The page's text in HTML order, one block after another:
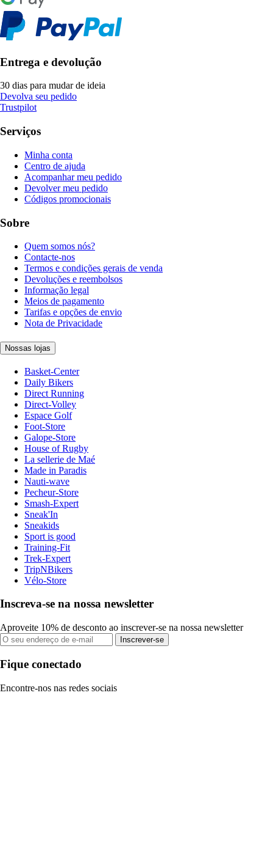
Entrega e devolução
30 dias para mudar de ideia
Devolva seu pedido
Trustpilot
Serviços
Minha conta
Centro de ajuda
Acompanhar meu pedido
Devolver meu pedido
Códigos promocionais
Sobre
Quem somos nós?
Contacte-nos
Termos e condições gerais de venda
Devoluções e reembolsos
Informação legal
Meios de pagamento
Tarifas e opções de envio
Nota de Privacidade
Nossas lojas
Basket-Center
Daily Bikers
Direct Running
Direct-Volley
Espace Golf
Foot-Store
Galope-Store
House of Rugby
La sellerie de Maé
Made in Paradis
Nauti-wave
Pecheur-Store
Smash-Expert
Sneak'In
Sneakids
Sport is good
Training-Fit
Trek-Expert
TripNBikers
Vélo-Store
Inscreva-se na nossa newsletter
Aproveite 10% de desconto ao inscrever-se na nossa newsletter
Inscrever-se
Fique conectado
Encontre-nos nas redes sociais